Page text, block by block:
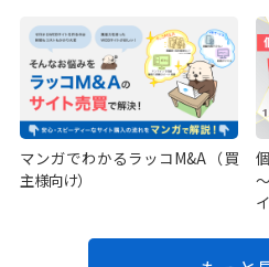
マンガでわかるラッコM&A（買
主様向け）